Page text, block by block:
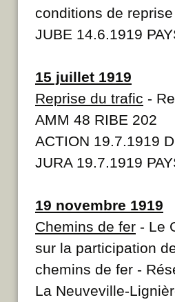
conditions de
JUBE 14.6.1919
15 juillet 1919
Reprise du trafic -
AMM 48 RIBE 202
ACTION 19.7.1919
JURA 19.7.1919
19 novembre 1919
Chemins de fer - Le
sur la participation
chemins de fer -
La Neuveville-